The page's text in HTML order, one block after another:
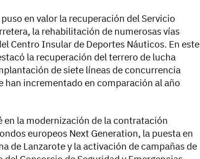
en valor la recuperación del Servicio
la rehabilitación de numerosas vías
Centro Insular de Deportes Náuticos. En este
la recuperación del terrero de lucha
de siete líneas de concurrencia
han incrementado en comparación al año
en la modernización de la contratación
europeos Next Generation, la puesta en
de Lanzarote y la activación de campañas de